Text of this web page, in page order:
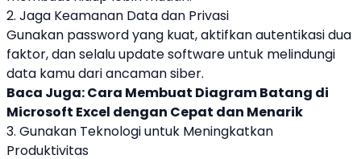
2. Jaga Keamanan Data dan Privasi
Gunakan password yang kuat, aktifkan autentikasi dua
faktor, dan selalu update software untuk melindungi
data kamu dari ancaman siber.
Baca Juga:Cara Membuat Diagram Batang di
Microsoft Excel dengan Cepat dan Menarik
3. Gunakan Teknologi untuk Meningkatkan
Produktivitas